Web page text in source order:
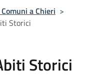
a Chieri >
Storici
Storici